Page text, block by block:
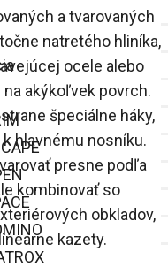
a tvarovaných
natretého hliníka,
ocele alebo
akýkoľvek povrch.
špeciálne háky,
hlavnému nosníku.
presne podľa
kombinovať so
obkladov,
kazety.